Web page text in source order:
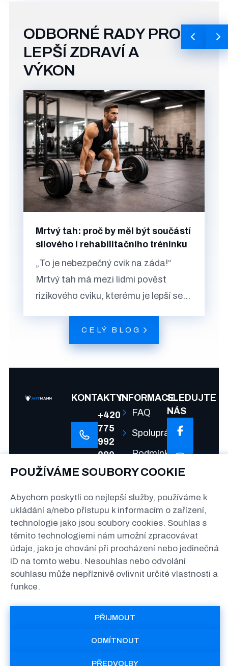
POUŽÍVÁME SOUBORY COOKIE
Abychom poskytli co nejlepší služby, používáme k
ukládání a/nebo přístupu k informacím o zařízení,
technologie jako jsou soubory cookies. Souhlas s
těmito technologiemi nám umožní zpracovávat
údaje, jako je chování při procházení nebo jedinečná
ID na tomto webu. Nesouhlas nebo odvolání
souhlasu může nepříznivě ovlivnit určité vlastnosti a
funkce.
PŘIJMOUT
ODMÍTNOUT
PŘEDVOLBY
ODBORNÉ RADY PRO
LEPŠÍ ZDRAVÍ A
VÝKON
Mrtvý tah: proč by měl být součástí
silového i rehabilitačního tréninku
„To je nebezpečný cvik na záda!“
Mrtvý tah má mezi lidmi pověst
rizikového cviku, kterému je lepší se...
CELÝ BLOG
KONTAKTY
+420
775
992
080
info@antmann.cz
The
Greenline
Kačerov
Jihlavská
1558/21,
140 00
INFORMACE
FAQ
Spolupráce
Podmínky
a
SLEDUJTE
NÁS
Strength & Conditioning